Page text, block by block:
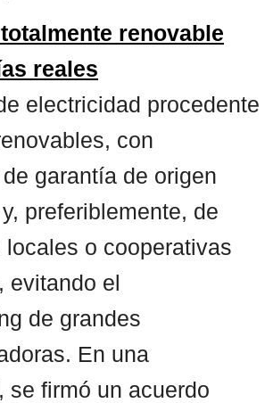
renovable
reales
electricidad procedente
con
garantía de origen
preferiblemente, de
locales o cooperativas
evitando el
de grandes
En una
se firmó un acuerdo